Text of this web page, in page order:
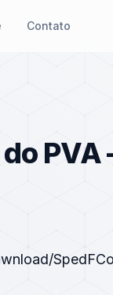
Contato
PVA